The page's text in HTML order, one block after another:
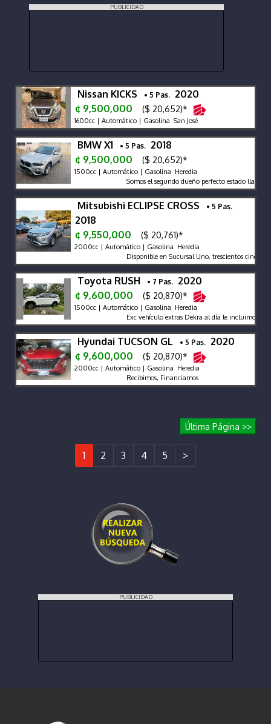
PUBLICIDAD
Nissan KICKS • 5 Pas. 2020
¢ 9,500,000
($ 20,652)*
1600cc | Automático | Gasolina San José
BMW X1 • 5 Pas. 2018
¢ 9,500,000
($ 20,652)*
1500cc | Automático | Gasolina Heredia
Somos el segundo dueño perfecto estado llantas
Mitsubishi ECLIPSE CROSS • 5 Pas.
2018
¢ 9,550,000
($ 20,761)*
2000cc | Automático | Gasolina Heredia
Disponible en Sucursal Uno, trescientos cincuenta
Toyota RUSH • 7 Pas. 2020
¢ 9,600,000
($ 20,870)*
1500cc | Automático | Gasolina Heredia
Exc vehículo extras Dekra al día le incluimos
Hyundai TUCSON GL • 5 Pas. 2020
¢ 9,600,000
($ 20,870)*
2000cc | Automático | Gasolina Heredia
Recibimos, Financiamos
Última Página >>
1 2 3 4 5 >
PUBLICIDAD